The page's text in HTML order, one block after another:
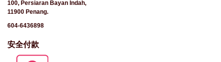
100, Persiaran Bayan Indah,
11900 Penang.
604-6436898
安全付款